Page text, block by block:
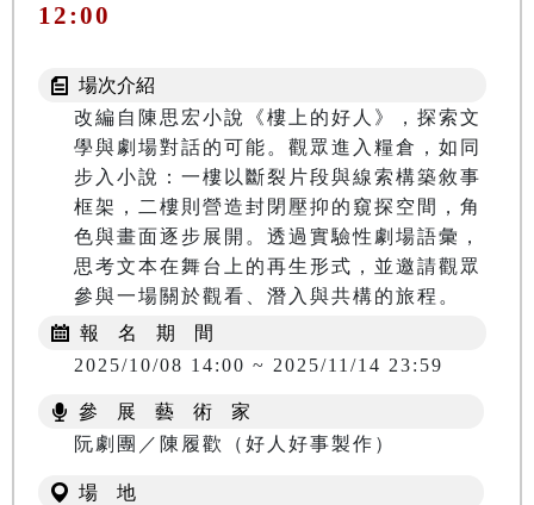
12:00
場次介紹
改編自陳思宏小說《樓上的好人》，探索文
學與劇場對話的可能。觀眾進入糧倉，如同
步入小說：一樓以斷裂片段與線索構築敘事
框架，二樓則營造封閉壓抑的窺探空間，角
色與畫面逐步展開。透過實驗性劇場語彙，
思考文本在舞台上的再生形式，並邀請觀眾
報 名 期 間
2025/10/08 14:00 ~ 2025/11/14 23:59
參 展 藝 術 家
阮劇團／陳履歡（好人好事製作）
場 地